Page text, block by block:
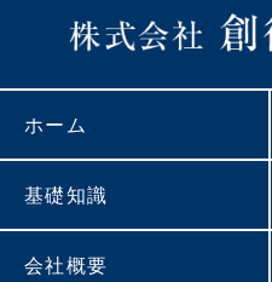
ホーム
基礎知識
会社概要